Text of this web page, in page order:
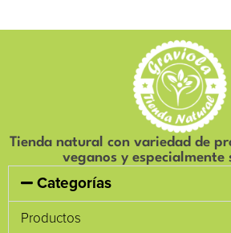
Tienda natural con variedad de
veganos y especialmente
Categorías
Productos